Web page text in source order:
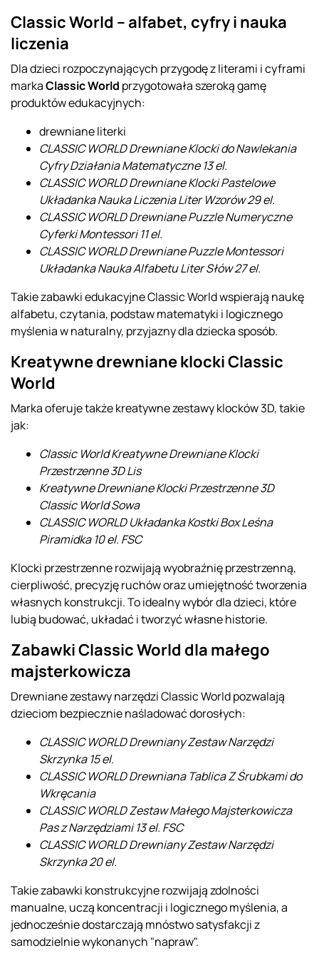
Classic World – alfabet, cyfry i nauka
liczenia
Dla dzieci rozpoczynających przygodę z literami i cyframi
markaClassic World przygotowała szeroką gamę
produktów edukacyjnych:
drewniane literki
CLASSIC WORLD Drewniane Klocki do Nawlekania
Cyfry Działania Matematyczne 13 el.
CLASSIC WORLD Drewniane Klocki Pastelowe
Układanka Nauka Liczenia Liter Wzorów 29 el.
CLASSIC WORLD Drewniane Puzzle Numeryczne
Cyferki Montessori 11 el.
CLASSIC WORLD Drewniane Puzzle Montessori
Układanka Nauka Alfabetu Liter Słów 27 el.
Takie zabawki edukacyjne Classic World wspierają naukę
alfabetu, czytania, podstaw matematyki i logicznego
myślenia w naturalny, przyjazny dla dziecka sposób.
Kreatywne drewniane klocki Classic
World
Marka oferuje także kreatywne zestawy klocków 3D, takie
jak:
Classic World Kreatywne Drewniane Klocki
Przestrzenne 3D Lis
Kreatywne Drewniane Klocki Przestrzenne 3D
Classic World Sowa
CLASSIC WORLD Układanka Kostki Box Leśna
Piramidka 10 el. FSC
Klocki przestrzenne rozwijają wyobraźnię przestrzenną,
cierpliwość, precyzję ruchów oraz umiejętność tworzenia
własnych konstrukcji. To idealny wybór dla dzieci, które
lubią budować, układać i tworzyć własne historie.
Zabawki Classic World dla małego
majsterkowicza
Drewniane zestawy narzędzi Classic World pozwalają
dzieciom bezpiecznie naśladować dorosłych:
CLASSIC WORLD Drewniany Zestaw Narzędzi
Skrzynka 15 el.
CLASSIC WORLD Drewniana Tablica Z Śrubkami do
Wkręcania
CLASSIC WORLD Zestaw Małego Majsterkowicza
Pas z Narzędziami 13 el. FSC
CLASSIC WORLD Drewniany Zestaw Narzędzi
Skrzynka 20 el.
Takie zabawki konstrukcyjne rozwijają zdolności
manualne, uczą koncentracji i logicznego myślenia, a
jednocześnie dostarczają mnóstwo satysfakcji z
samodzielnie wykonanych "napraw".